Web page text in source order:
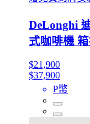
DeLonghi
式咖啡機
$21,900
$37,900
P幣